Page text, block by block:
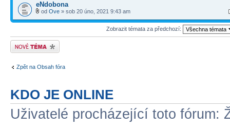
eNdobona
od Ove » sob 20 úno, 2021 9:43 am
Zobrazit témata za předchozí:
Odeslat nové téma
Zpět na Obsah fóra
KDO JE ONLINE
Uživatelé procházející toto fórum: